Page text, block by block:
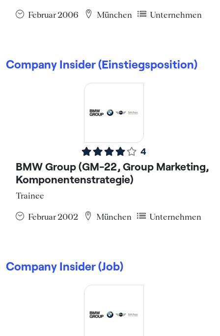
Februar 2006 München Unternehmen
Company Insider (Einstiegsposition)
4
BMW Group (GM-22, Group Marketing,
Komponentenstrategie)
Trainee
Februar 2002 München Unternehmen
Company Insider (Job)